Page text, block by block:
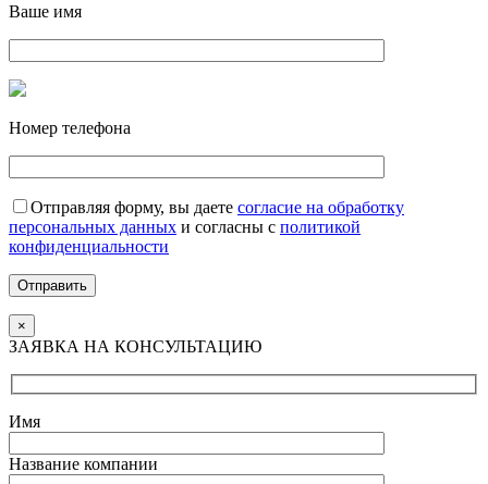
Ваше имя
Номер телефона
Отправляя форму, вы даете согласие на обработку
персональных данных и согласны с политикой
конфиденциальности
Отправить
×
ЗАЯВКА НА КОНСУЛЬТАЦИЮ
Имя
Название компании